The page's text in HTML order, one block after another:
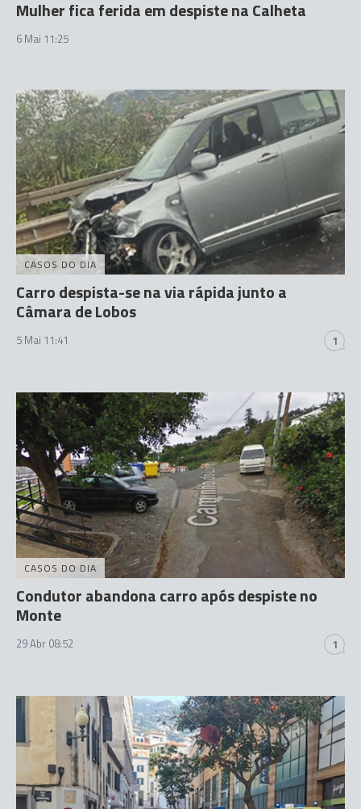
Mulher fica ferida em despiste na Calheta
6 Mai 11:25
CASOS DO DIA
Carro despista-se na via rápida junto a
Câmara de Lobos
5 Mai 11:41 1
CASOS DO DIA
Condutor abandona carro após despiste no
Monte
29 Abr 08:52 1